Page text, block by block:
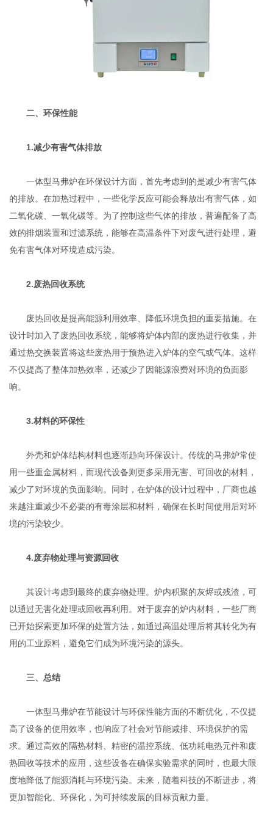
二、环保性能
1.减少有害气体排放
一体型马弗炉在环保设计方面，首先考虑到的是减少有害气体
的排放。在加热过程中，一些化学反应可能会释放出有害气体，如
二氧化碳、一氧化碳等。为了控制这些气体的排放，普遍配备了高
效的排烟装置和过滤系统，能够在高温条件下对废气进行处理，避
免有害气体对环境造成污染。
2.废热回收系统
废热回收是提高能源利用效率、降低环境负担的重要措施。在
设计时加入了废热回收系统，能够将炉体内部的废热进行收集，并
通过热交换装置将这些废热用于预热进入炉体的空气或气体。这样
不仅提高了整体加热效率，还减少了因能源浪费对环境的负面影
响。
3.材料的环保性
外壳和炉体结构材料也逐渐趋向环保设计。传统的马弗炉常使
用一些重金属材料，而现代设备则更多采用无害、可回收的材料，
减少了对环境的负面影响。同时，在炉体的设计过程中，厂商也越
来越注重减少不必要的有毒涂层和材料，确保在长时间使用后对环
境的污染较少。
4.废弃物处理与资源回收
其设计考虑到最终的废弃物处理。炉内积聚的灰烬或残渣，可
以通过无害化处理或回收再利用。对于废弃的炉内材料，一些厂商
已开始探索更加环保的处置方法，如通过高温处理后将其转化为有
用的工业原料，避免它们成为环境污染的源头。
三、总结
一体型马弗炉在节能设计与环保性能方面的不断优化，不仅提
高了设备的使用效率，也响应了社会对节能减排、环境保护的需
求。通过高效的隔热材料、精密的温控系统、低功耗电热元件和废
热回收等技术的应用，这些设备在确保实验需求的同时，也最大限
度地降低了能源消耗与环境污染。未来，随着科技的不断进步，将
更加智能化、环保化，为可持续发展的目标贡献力量。